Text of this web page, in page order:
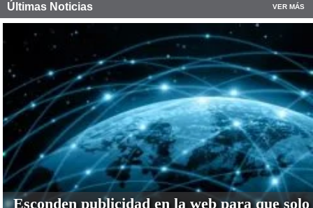
Últimas Noticias VER MÁS
Esconden publicidad en la web para que solo